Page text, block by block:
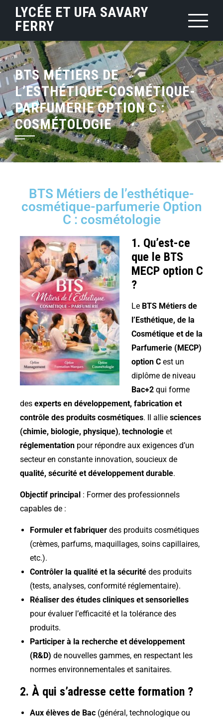
LYCÉE ET UFA SAVARY
FERRY
BTS MÉTIERS DE
L’ESTHÉTIQUE-COSMÉTIQUE-
PARFUMERIE OPTION C :
COSMÉTOLOGIE
BTS Métiers de l’esthétique-
cosmétique-parfumerie Option
C : cosmétologie
1. Qu’est-ce
que le BTS
MECP option C
?
Le BTS Métiers de
l’Esthétique, de la
Cosmétique et de la
Parfumerie (MECP)
option C est un
diplôme de niveau
Bac+2 qui forme
des experts en développement, fabrication et
contrôle des produits cosmétiques. Il allie sciences
(chimie, biologie, physique), technologie et
réglementation pour répondre aux exigences d’un
secteur en constante innovation, soucieux de
qualité, sécurité et développement durable.
Objectif principal : Former des professionnels
capables de :
Formuler et fabriquer des produits cosmétiques
(crèmes, parfums, maquillages, soins capillaires,
etc.).
Contrôler la qualité et la sécurité des produits
(tests, analyses, conformité réglementaire).
Réaliser des études cliniques et sensorielles
pour évaluer l’efficacité et la tolérance des
produits.
Participer à la recherche et développement
(R&D) de nouvelles gammes, en respectant les
normes environnementales et sanitaires.
2. À qui s’adresse cette formation ?
Aux élèves de Bac (général, technologique ou